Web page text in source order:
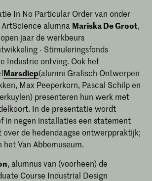
In No Particular Ordervan onder
alumna Mariska De Groot,
jaar de werkbeurs
- Stimuleringsfonds
Industrie ontving. Ook het
Marsdiep(alumni Grafisch Ontwerpen
Max Peeperkorn, Pascal Schilp en
presenteren hun werk met
In de presentatie wordt
in negen installaties een statement
over de hedendaagse ontwerppraktijk;
het Van Abbemuseum.
, alumnus van (voorheen) de
Course Industrial Design